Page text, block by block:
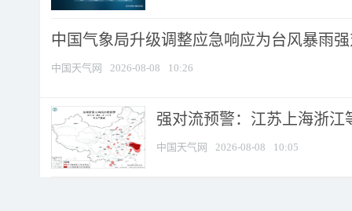
中国气象局升级调整应急响应为台风暴雨
中国天气网 2026-08-08 10:26
强对流预警：江苏上海浙江
中国天气网 2026-08-08 10:05